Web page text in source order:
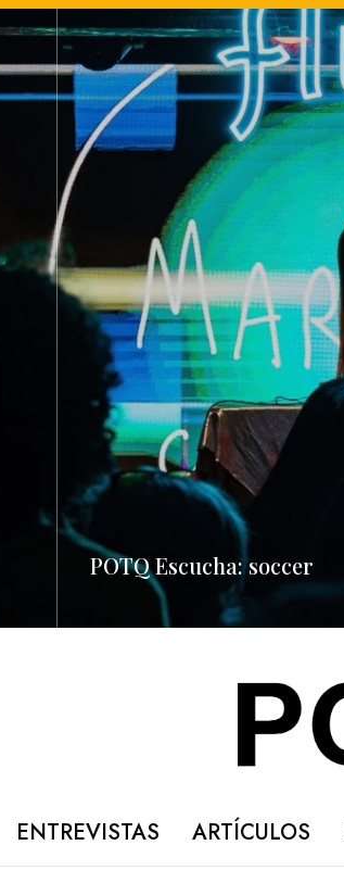
POTQ Escucha: soccer
ENTREVISTAS ARTÍCULOS